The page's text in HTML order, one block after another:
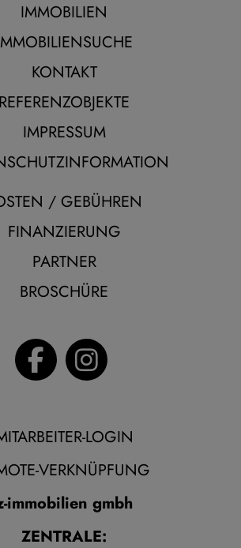
IMMOBILIEN
KONTAKT
REFERENZOBJEKTE
IMPRESSUM
/ GEBÜHREN
FINANZIERUNG
PARTNER
BROSCHÜRE
LOGIN
VERKNÜPFUNG
immobilien gmbh
ZENTRALE: